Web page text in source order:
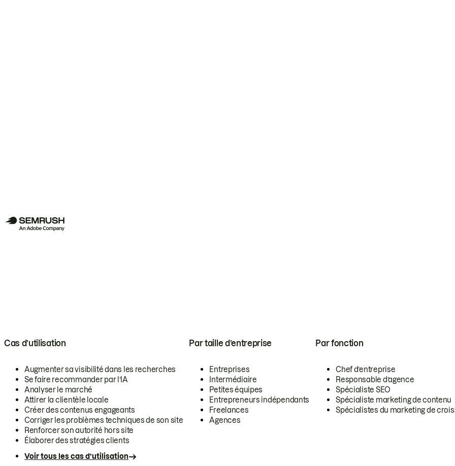
Cas d’utilisation
Augmenter sa visibilité dans les recherches
Se faire recommander par l’IA
Analyser le marché
Attirer la clientèle locale
Créer des contenus engageants
Corriger les problèmes techniques de son site
Renforcer son autorité hors site
Élaborer des stratégies clients
Voir tous les cas d’utilisation
Par taille d’entreprise
Entreprises
Intermédiaire
Petites équipes
Entrepreneurs indépendants
Freelances
Agences
Par fonction
Chef d’entreprise
Responsable d’agence
Spécialiste SEO
Spécialiste marketing de contenu
Spécialistes du marketing de